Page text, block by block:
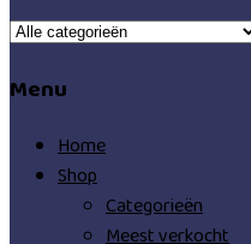
Menu
Home
Shop
Categorieën
Meest verkocht